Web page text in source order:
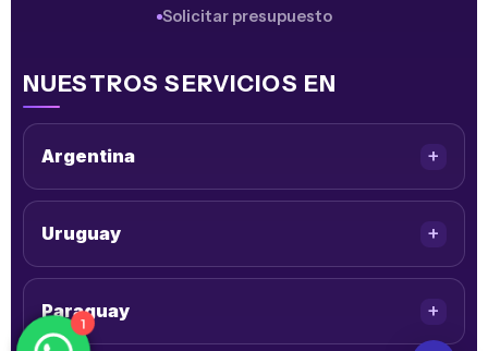
Solicitar presupuesto
NUESTROS SERVICIOS EN
Argentina
Uruguay
Paraguay
1